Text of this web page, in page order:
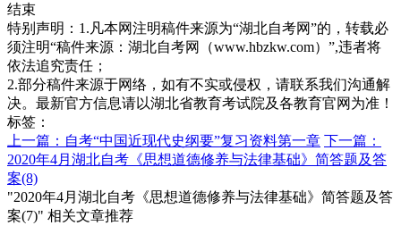
结束
特别声明：1.凡本网注明稿件来源为“湖北自考网”的，转载必
须注明“稿件来源：湖北自考网（www.hbzkw.com）”,违者将
依法追究责任；
2.部分稿件来源于网络，如有不实或侵权，请联系我们沟通解
决。最新官方信息请以湖北省教育考试院及各教育官网为准！
标签：
上一篇：自考“中国近现代史纲要”复习资料第一章 下一篇：
2020年4月湖北自考《思想道德修养与法律基础》简答题及答
案(8)
"2020年4月湖北自考《思想道德修养与法律基础》简答题及答
案(7)" 相关文章推荐